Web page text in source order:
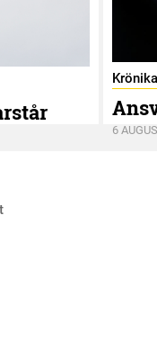
Krönika
6